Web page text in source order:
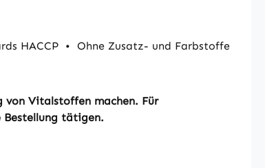
HACCP • Ohne Zusatz- und Farbstoffe
von Vitalstoffen machen. Für
Bestellung tätigen.